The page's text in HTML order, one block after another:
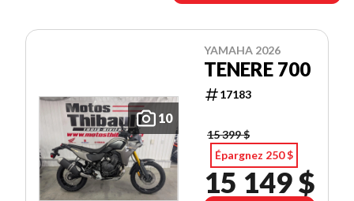
10
YAMAHA 2026
TENERE 700
17183
15 399 $
Épargnez 250 $
15 149 $